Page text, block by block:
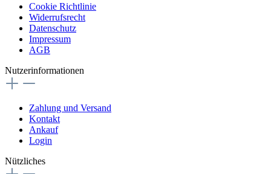
Cookie Richtlinie
Widerrufsrecht
Datenschutz
Impressum
AGB
Nutzerinformationen
Zahlung und Versand
Kontakt
Ankauf
Login
Nützliches